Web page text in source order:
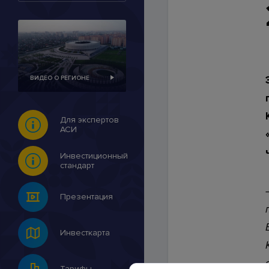
ВИДЕО О РЕГИОНЕ
Для экспертов
АСИ
Инвестиционный
стандарт
Презентация
Инвесткарта
© 2007-2026